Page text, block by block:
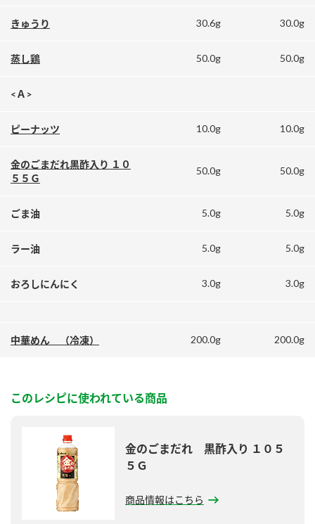
米飯用調味液
納豆のサイト
三ツ判山吹
スペシャルサイト
すしラボ
納豆の豆知識
鍋奉行マニュアル
各部門が大切にしていること
おいしさと健康への取り組み
お客様相談センター
お客様の声をいかしました
販売終了製品のご案内
よくあるご質問
お問い合わせ
きゅうり 30.6g 30.0g
蒸し鶏 50.0g 50.0g
<Ａ>
ピーナッツ 10.0g 10.0g
金のごまだれ黒酢入り １０
５５Ｇ
50.0g 50.0g
ごま油 5.0g 5.0g
ラー油 5.0g 5.0g
おろしにんにく 3.0g 3.0g
中華めん （冷凍） 200.0g 200.0g
このレシピに使われている商品
金のごまだれ 黒酢入り １０５
５Ｇ
商品情報はこちら